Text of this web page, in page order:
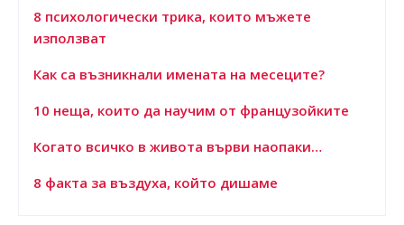
8 психологически трика, които мъжете
използват
Как са възникнали имената на месеците?
10 неща, които да научим от французойките
Когато всичко в живота върви наопаки…
8 факта за въздуха, който дишаме